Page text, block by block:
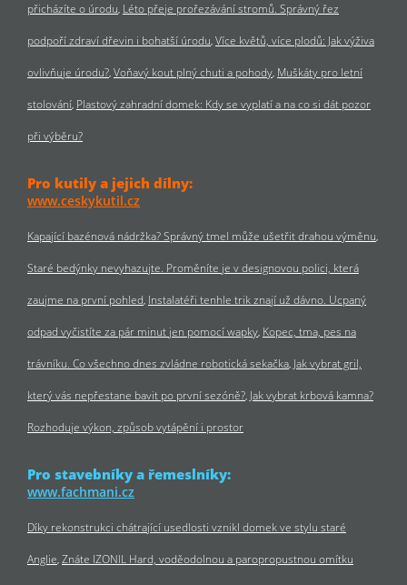
přicházíte o úrodu Léto přeje prořezávání stromů. Správný řez
podpoří zdraví dřevin i bohatší úrodu Více květů, více plodů: Jak výživa
ovlivňuje úrodu? Voňavý kout plný chuti a pohody Muškáty pro letní
stolování Plastový zahradní domek: Kdy se vyplatí a na co si dát pozor
při výběru?
Pro kutily a jejich dílny:
www.ceskykutil.cz
Kapající bazénová nádržka? Správný tmel může ušetřit drahou výměnu
Staré bedýnky nevyhazujte. Proměníte je v designovou polici, která
zaujme na první pohled Instalatéři tenhle trik znají už dávno. Ucpaný
odpad vyčistíte za pár minut jen pomocí wapky Kopec, tma, pes na
trávníku. Co všechno dnes zvládne robotická sekačka Jak vybrat gril,
který vás nepřestane bavit po první sezóně? Jak vybrat krbová kamna?
Rozhoduje výkon, způsob vytápění i prostor
Pro stavebníky a řemeslníky:
www.fachmani.cz
Díky rekonstrukci chátrající usedlosti vznikl domek ve stylu staré
Anglie Znáte IZONIL Hard, voděodolnou a paropropustnou omítku